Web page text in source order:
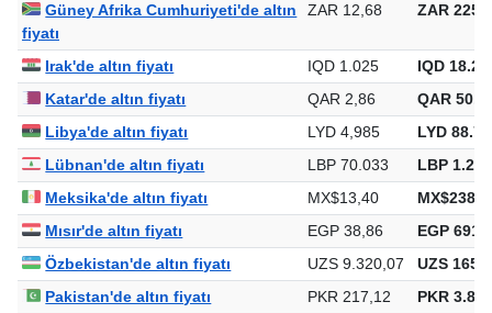
Güney Afrika Cumhuriyeti'de altın
fiyatı
ZAR 12,68 ZAR
Irak'de altın fiyatı IQD 1.025
IQD
Katar'de altın fiyatı
QAR 2,86
QAR
Libya'de altın fiyatı
LYD 4,985
LYD
Lübnan'de altın fiyatı
LBP 70.033
LBP
Meksika'de altın fiyatı
MX$13,40
Mısır'de altın fiyatı
EGP 38,86
EGP
Özbekistan'de altın fiyatı
UZS 9.320,07
UZS
Pakistan'de altın fiyatı
PKR 217,12
PKR